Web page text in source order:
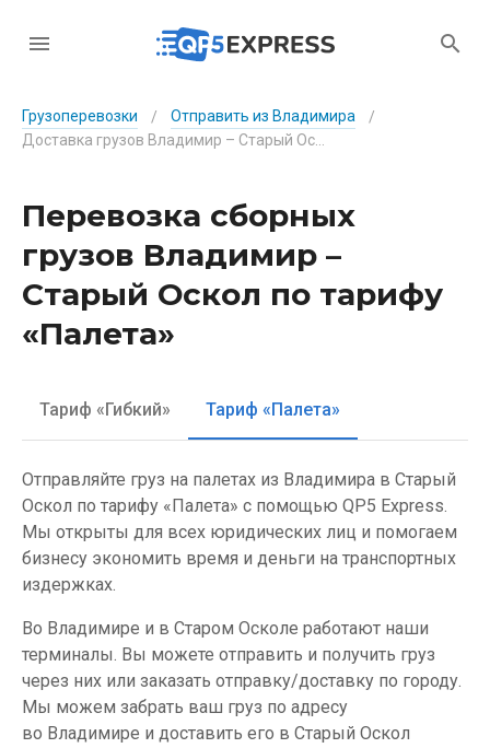
Грузоперевозки / Отправить из Владимира
/
Перевозка сборных
грузов Владимир –
Старый Оскол по тарифу
«Палета»
Тариф «Гибкий» Тариф «Палета»
Отправляйте груз на палетах из Владимира в Старый
Оскол по тарифу «Палета» с помощью QP5 Express.
Мы открыты для всех юридических лиц и помогаем
бизнесу экономить время и деньги на транспортных
издержках.
Во Владимире и в Старом Осколе работают наши
терминалы. Вы можете отправить и получить груз
через них или заказать отправку/доставку по городу.
Мы можем забрать ваш груз по адресу
во Владимире и доставить его в Старый Оскол